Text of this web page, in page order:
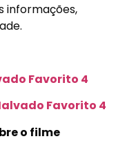
informações,
Favorito 4
Favorito 4
o filme